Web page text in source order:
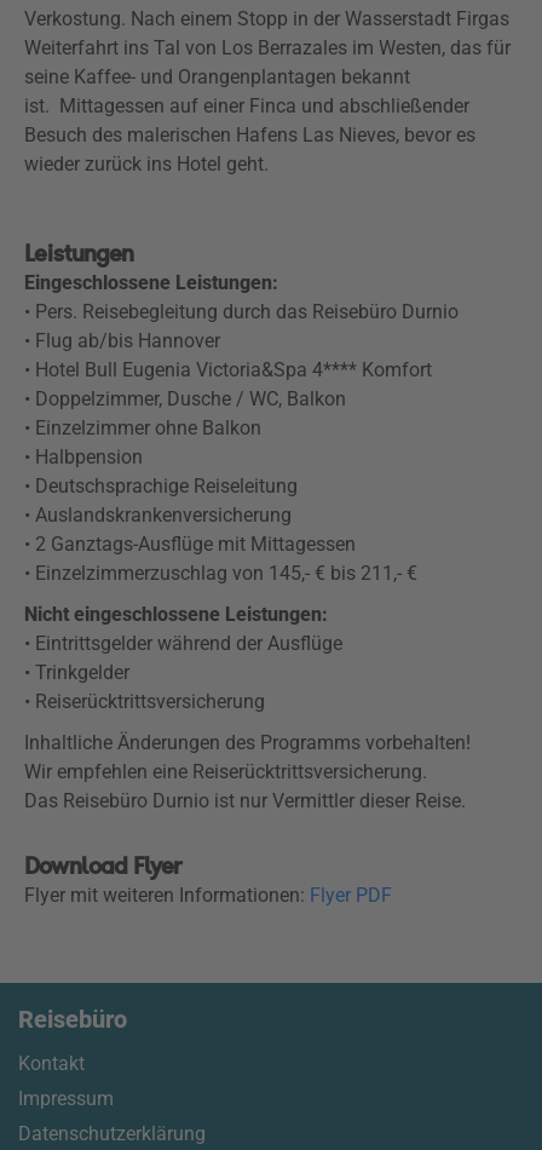
Verkostung. Nach einem Stopp in der Wasserstadt Firgas
Weiterfahrt ins Tal von Los Berrazales im Westen, das für
seine Kaffee- und Orangenplantagen bekannt
ist. Mittagessen auf einer Finca und abschließender
Besuch des malerischen Hafens Las Nieves, bevor es
wieder zurück ins Hotel geht.
Leistungen
Eingeschlossene Leistungen:
• Pers. Reisebegleitung durch das Reisebüro Durnio
• Flug ab/bis Hannover
• Hotel Bull Eugenia Victoria&Spa 4**** Komfort
• Doppelzimmer, Dusche / WC, Balkon
• Einzelzimmer ohne Balkon
• Halbpension
• Deutschsprachige Reiseleitung
• Auslandskrankenversicherung
• 2 Ganztags-Ausflüge mit Mittagessen
• Einzelzimmerzuschlag von 145,- € bis 211,- €
Nicht eingeschlossene Leistungen:
• Eintrittsgelder während der Ausflüge
• Trinkgelder
• Reiserücktrittsversicherung
Inhaltliche Änderungen des Programms vorbehalten!
Wir empfehlen eine Reiserücktrittsversicherung.
Das Reisebüro Durnio ist nur Vermittler dieser Reise.
Download Flyer
Flyer mit weiteren Informationen: Flyer PDF
Reisebüro
Kontakt
Impressum
Datenschutzerklärung